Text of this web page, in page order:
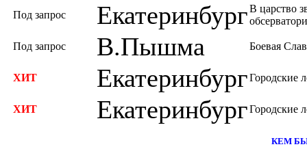
Под запрос ЕкатеринбургВ царство
Под запрос В.Пышма Боевая
ХИТ ЕкатеринбургГородские
ХИТ ЕкатеринбургГородские
КЕМ